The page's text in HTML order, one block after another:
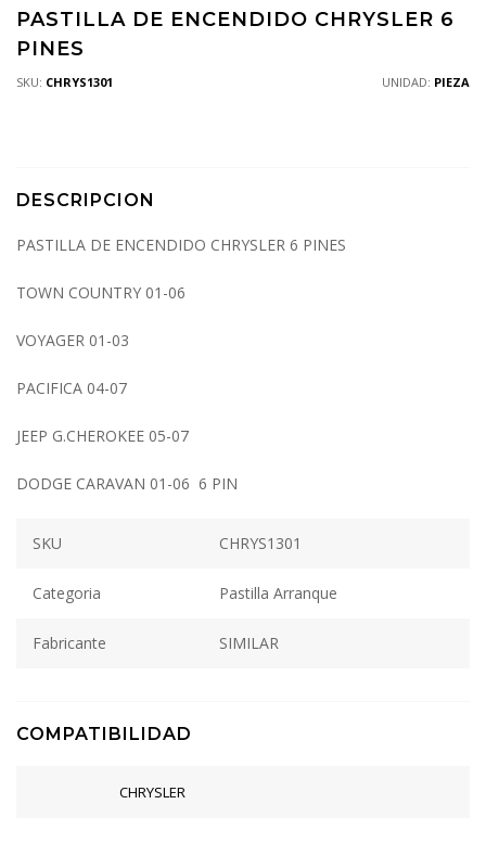
PASTILLA DE ENCENDIDO CHRYSLER 6
PINES
SKU: CHRYS1301 UNIDAD: PIEZA
DESCRIPCION
PASTILLA DE ENCENDIDO CHRYSLER 6 PINES
TOWN COUNTRY 01-06
VOYAGER 01-03
PACIFICA 04-07
JEEP G.CHEROKEE 05-07
DODGE CARAVAN 01-06 6 PIN
SKU CHRYS1301
Categoria Pastilla Arranque
Fabricante SIMILAR
COMPATIBILIDAD
CHRYSLER